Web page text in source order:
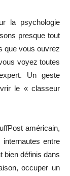
la psychologie
presque tout
que vous ouvrez
voyez toutes
Un geste
le « classeur
américain,
entre
bien définis dans
occuper un